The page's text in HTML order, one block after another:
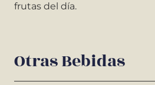
frutas del día.
Otras Bebidas